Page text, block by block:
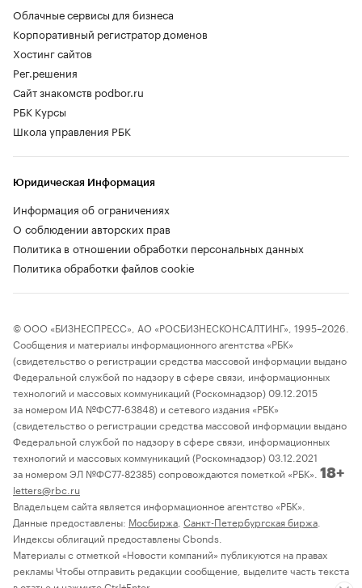
Облачные сервисы для бизнеса
Корпоративный регистратор доменов
Хостинг сайтов
Рег.решения
Сайт знакомств podbor.ru
РБК Курсы
Школа управления РБК
Юридическая Информация
Информация об ограничениях
О соблюдении авторских прав
Политика в отношении обработки персональных данных
Политика обработки файлов cookie
© ООО «БИЗНЕСПРЕСС», АО «РОСБИЗНЕСКОНСАЛТИНГ», 1995–2026.
Сообщения и материалы информационного агентства «РБК»
(свидетельство о регистрации средства массовой информации выдано
Федеральной службой по надзору в сфере связи, информационных
технологий и массовых коммуникаций (Роскомнадзор) 09.12.2015
за номером ИА №ФС77-63848) и сетевого издания «РБК»
(свидетельство о регистрации средства массовой информации выдано
Федеральной службой по надзору в сфере связи, информационных
технологий и массовых коммуникаций (Роскомнадзор) 03.12.2021
за номером ЭЛ №ФС77-82385) сопровождаются пометкой «РБК». 18+
letters@rbc.ru
Владельцем сайта является информационное агентство «РБК».
Данные предоставлены: Мосбиржа Санкт-Петербургская биржа
Индексы облигаций предоставлены Cbonds.
Материалы с отметкой «Новости компаний» публикуются на правах
рекламы Чтобы отправить редакции сообщение, выделите часть текста